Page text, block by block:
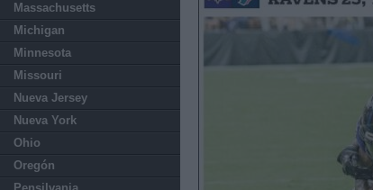
Massachusetts
Michigan
Minnesota
Missouri
Nueva Jersey
Nueva York
Ohio
Oregón